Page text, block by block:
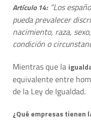
Artículo 14:“Los
pueda prevalecer
nacimiento, raza,
condición o
Mientras que la
equivalente entre
de la Ley de Igualdad.
¿Qué empresas tienen